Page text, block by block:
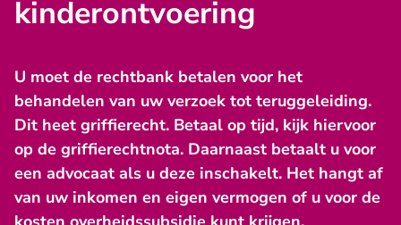
kinderontvoering
U moet de rechtbank betalen voor het
behandelen van uw verzoek tot teruggeleiding.
Dit heet griffierecht. Betaal op tijd, kijk hiervoor
op de griffierechtnota. Daarnaast betaalt u voor
een advocaat als u deze inschakelt. Het hangt af
van uw inkomen en eigen vermogen of u voor de